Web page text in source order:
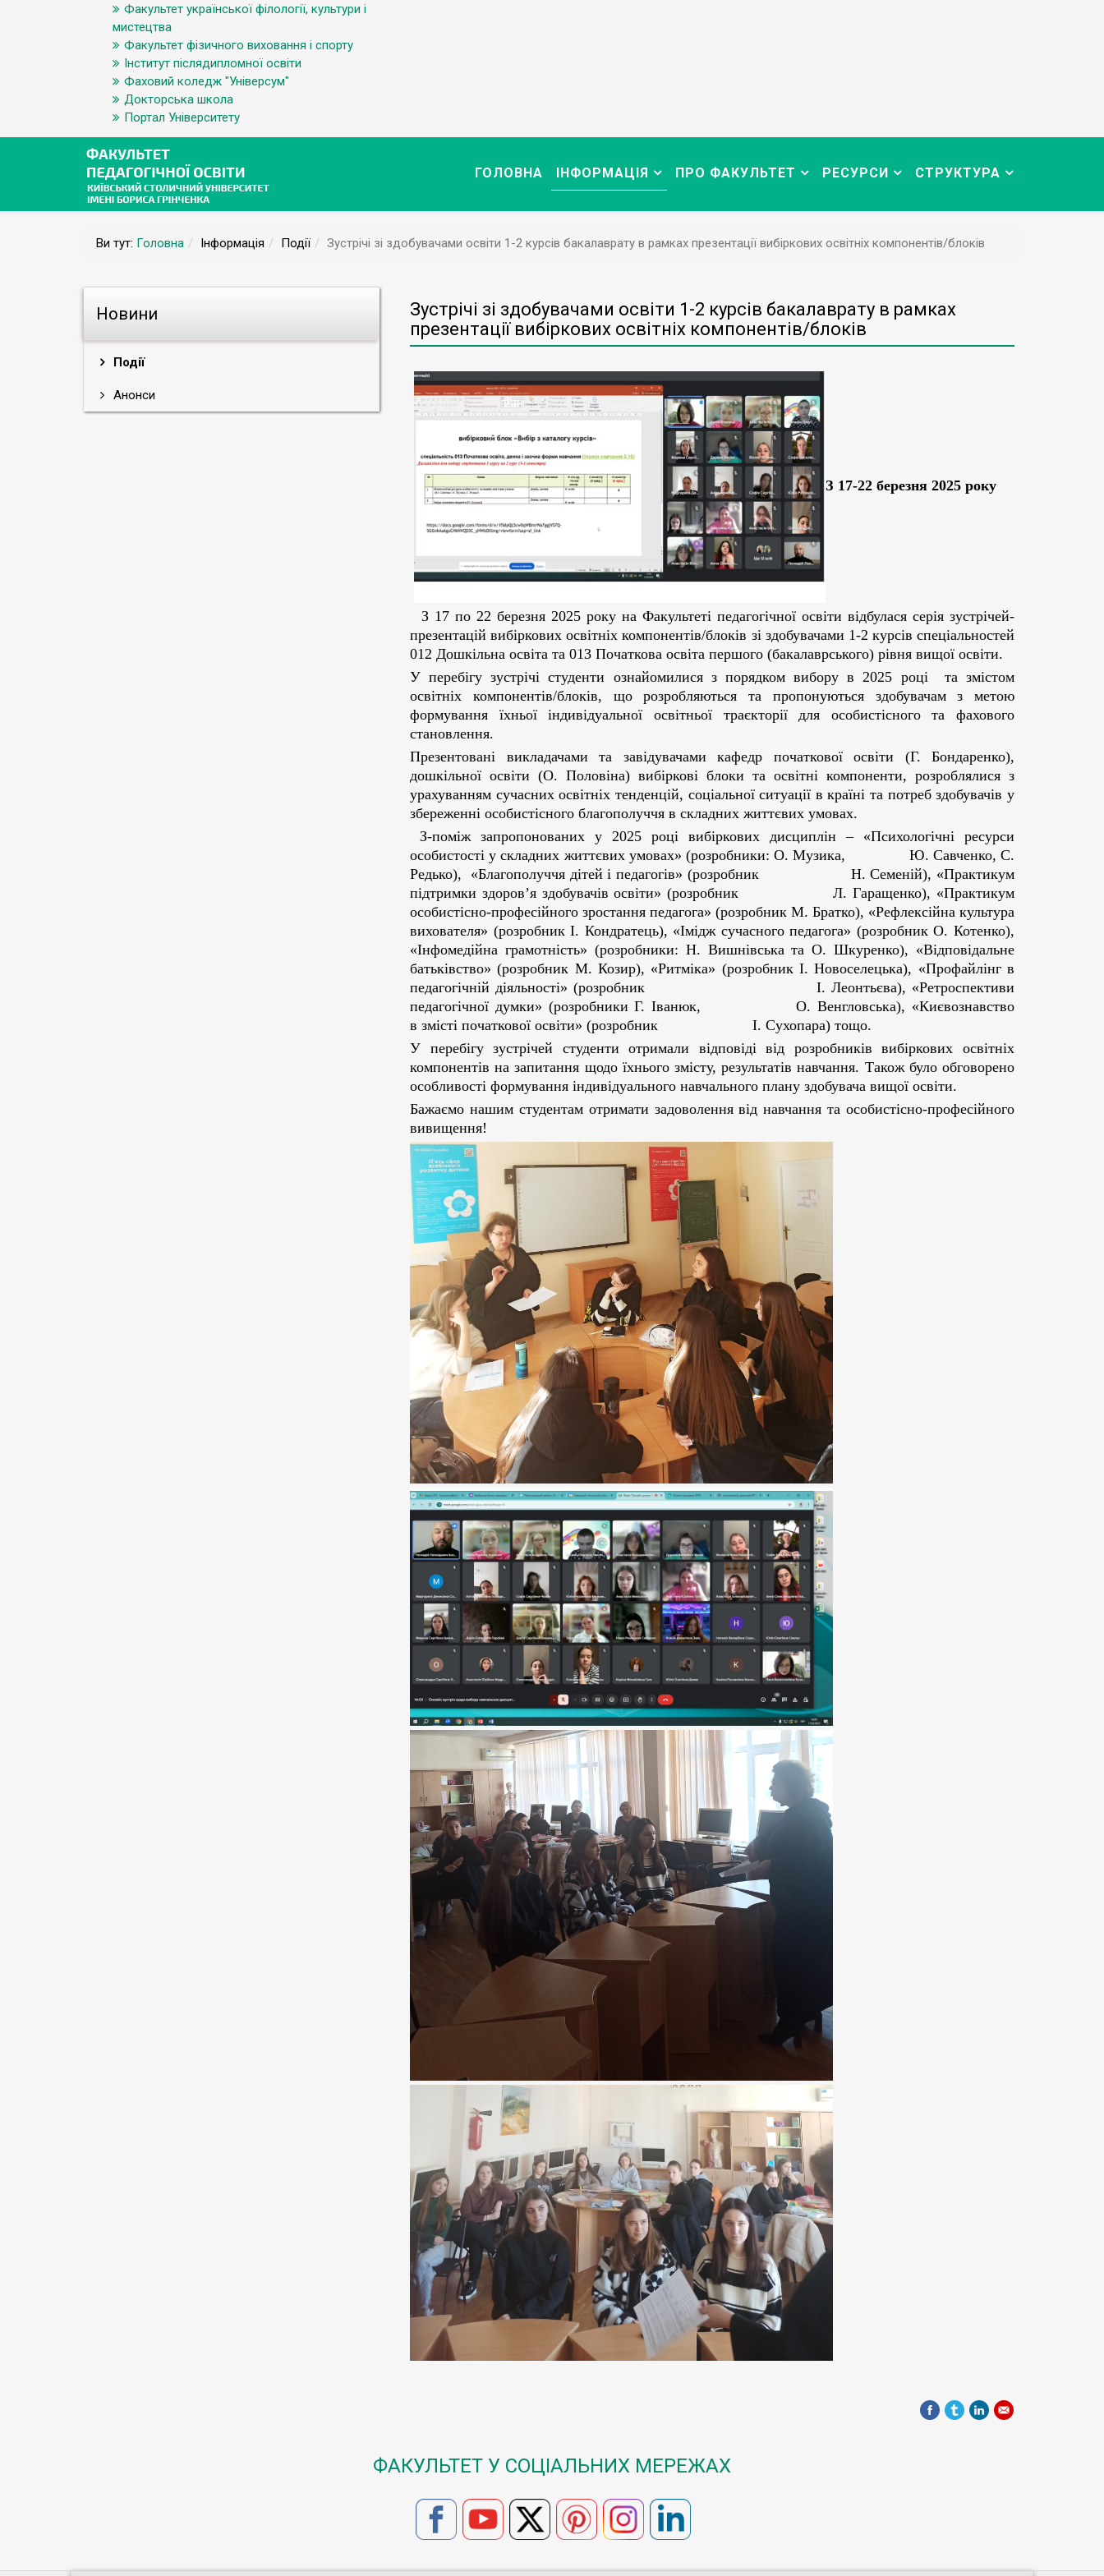
Факультет української філології, культури і
мистецтва
Факультет фізичного виховання і спорту
Інститут післядипломної освіти
Фаховий коледж "Універсум"
Докторська школа
Портал Університету
ГОЛОВНА ІНФОРМАЦІЯ ПРО ФАКУЛЬТЕТ РЕСУРСИ СТРУКТУРА
Ви тут: Головна Інформація Події Зустрічі зі здобувачами освіти 1-2 курсів бакалаврату в рамках презентації вибіркових освітніх компонентів/блоків
Новини
Події
Анонси
Зустрічі зі здобувачами освіти 1-2 курсів бакалаврату в рамках
презентації вибіркових освітніх компонентів/блоків
З 17-22 березня 2025 року
З 17 по 22 березня 2025 року на Факультеті педагогічної освіти відбулася серія зустрічей-
презентацій вибіркових освітніх компонентів/блоків зі здобувачами 1-2 курсів спеціальностей
012 Дошкільна освіта та 013 Початкова освіта першого (бакалаврського) рівня вищої освіти.
У перебігу зустрічі студенти ознайомилися з порядком вибору в 2025 році та змістом
освітніх компонентів/блоків, що розробляються та пропонуються здобувачам з метою
формування їхньої індивідуальної освітньої траєкторії для особистісного та фахового
становлення.
Презентовані викладачами та завідувачами кафедр початкової освіти (Г. Бондаренко),
дошкільної освіти (О. Половіна) вибіркові блоки та освітні компоненти, розроблялися з
урахуванням сучасних освітніх тенденцій, соціальної ситуації в країні та потреб здобувачів у
збереженні особистісного благополуччя в складних життєвих умовах.
З-поміж запропонованих у 2025 році вибіркових дисциплін – «Психологічні ресурси
особистості у складних життєвих умовах» (розробники: О. Музика, Ю. Савченко, С.
Редько), «Благополуччя дітей і педагогів» (розробник Н. Семеній), «Практикум
підтримки здоров’я здобувачів освіти» (розробник Л. Гаращенко), «Практикум
особистісно-професійного зростання педагога» (розробник М. Братко), «Рефлексійна культура
вихователя» (розробник І. Кондратець), «Імідж сучасного педагога» (розробник О. Котенко),
«Інфомедійна грамотність» (розробники: Н. Вишнівська та О. Шкуренко), «Відповідальне
батьківство» (розробник М. Козир), «Ритміка» (розробник І. Новоселецька), «Профайлінг в
педагогічній діяльності» (розробник І. Леонтьєва), «Ретроспективи
педагогічної думки» (розробники Г. Іванюк, О. Венгловська), «Києвознавство
в змісті початкової освіти» (розробник І. Сухопара) тощо.
У перебігу зустрічей студенти отримали відповіді від розробників вибіркових освітніх
компонентів на запитання щодо їхнього змісту, результатів навчання. Також було обговорено
особливості формування індивідуального навчального плану здобувача вищої освіти.
Бажаємо нашим студентам отримати задоволення від навчання та особистісно-професійного
вивищення!
ФАКУЛЬТЕТ У СОЦІАЛЬНИХ МЕРЕЖАХ